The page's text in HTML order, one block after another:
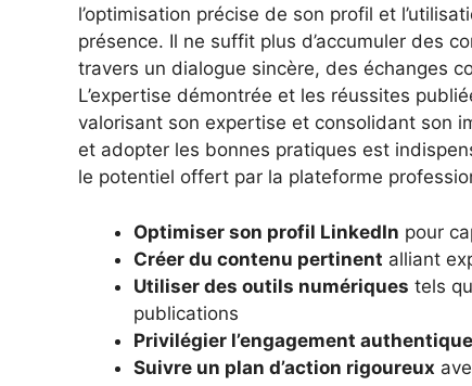
l’optimisation précise de son profil et
présence. Il ne suffit plus d’accumuler des
travers un dialogue sincère, des échanges
L’expertise démontrée et les réussites
valorisant son expertise et consolidant son
et adopter les bonnes pratiques est
le potentiel offert par la plateforme
Optimiser son profil LinkedIn pour
Créer du contenu pertinent alliant
Utiliser des outils numériques tels
publications
Privilégier l’engagement authentique
Suivre un plan d’action rigoureux